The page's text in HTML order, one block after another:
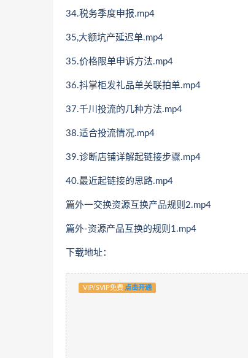
34.税务季度申报.mp4
35,大额坑产延迟单.mp4
35.价格限单申诉方法.mp4
36.抖掌柜发礼品单关联拍单.mp4
37.千川投流的几种方法.mp4
38.适合投流情况.mp4
39.诊断店铺详解起链接步骤.mp4
40.最近起链接的思路.mp4
篇外一交换资源互换产品规则2.mp4
篇外-资源产品互换的规则1.mp4
下载地址：
VIP/SVIP免费 点击开通